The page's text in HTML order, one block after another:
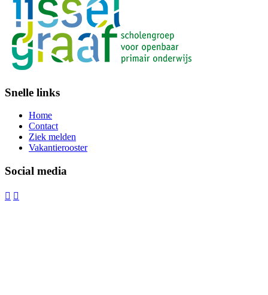
Snelle links
Home
Contact
Ziek melden
Vakantierooster
Social media
 